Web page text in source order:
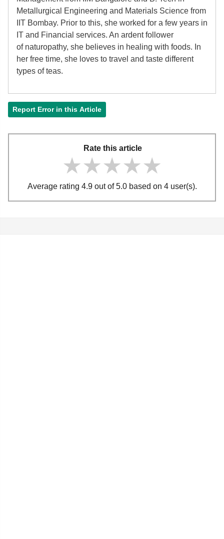
Metallurgical Engineering and Materials Science from
IIT Bombay. Prior to this, she worked for a few years in
IT and Financial services. An ardent follower
of naturopathy, she believes in healing with foods. In
her free time, she loves to travel and taste different
types of teas.
Report Error in this Article
Rate this article
★★★★★
★★★★★
★★★★★
Average rating 4.9 out of 5.0 based on 4 user(s).